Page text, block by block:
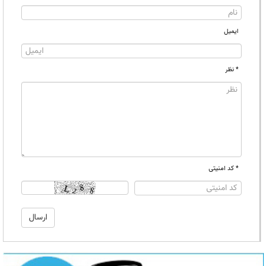
ایمیل
* نظر
* کد امنیتی